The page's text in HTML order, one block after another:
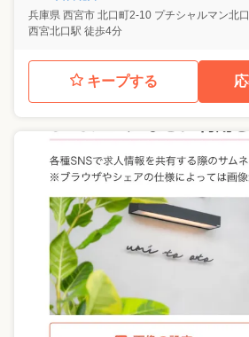
兵庫県 西宮市 北口町2-10 プチシャルマン北
西宮北口駅 徒歩4分
キープする